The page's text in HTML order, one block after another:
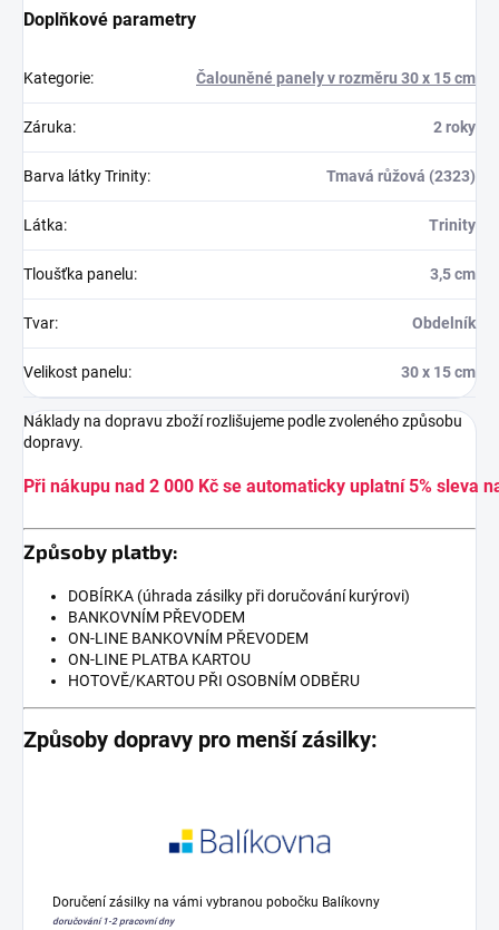
Doplňkové parametry
Kategorie: Čalouněné panely v rozměru 30 x 15 cm
Záruka: 2 roky
Barva látky Trinity: Tmavá růžová (2323)
Látka: Trinity
Tloušťka panelu: 3,5 cm
Tvar: Obdelník
Velikost panelu: 30 x 15 cm
Náklady na dopravu zboží rozlišujeme podle zvoleného způsobu
dopravy.
Při nákupu nad 2 000 Kč se automaticky uplatní 5% sleva
Způsoby platby:
DOBÍRKA (úhrada zásilky při doručování kurýrovi)
BANKOVNÍM PŘEVODEM
ON-LINE BANKOVNÍM PŘEVODEM
ON-LINE PLATBA KARTOU
HOTOVĚ/KARTOU PŘI OSOBNÍM ODBĚRU
Způsoby dopravy pro menší zásilky:
Doručení zásilky na vámi vybranou pobočku Balíkovny
doručování 1-2 pracovní dny